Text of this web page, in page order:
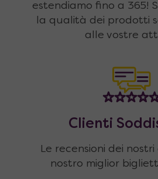
estendiamo fino a 365!
la qualità dei prodotti
alle vostre
Clienti
Le recensioni dei nostri
nostro miglior